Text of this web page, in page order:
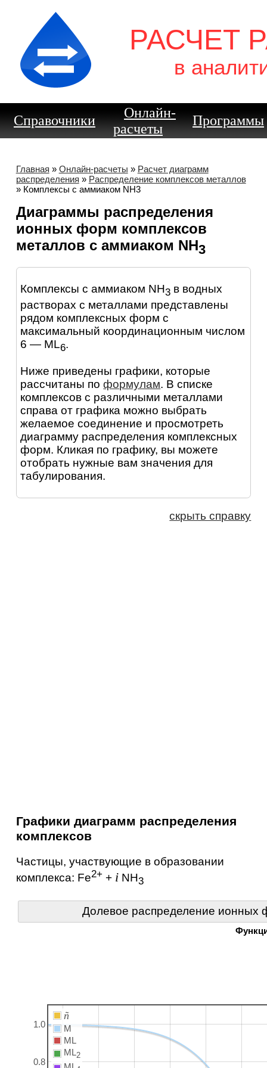
РАСЧЕТ
в
Справочники
Онлайн-
расчеты
Программы
Главная » Онлайн-расчеты » Расчет диаграмм
распределения » Распределение комплексов металлов
» Комплексы с аммиаком NH3
Диаграммы распределения
ионных форм комплексов
металлов с аммиаком NH3
Комплексы с аммиаком NH3 в водных
растворах с металлами представлены
рядом комплексных форм с
максимальный координационным числом
6 — ML6.
Ниже приведены графики, которые
рассчитаны поформулам. В списке
комплексов с различными металлами
справа от графика можно выбрать
желаемое соединение и просмотреть
диаграмму распределения комплексных
форм. Кликая по графику, вы можете
отобрать нужные вам значения для
табулирования.
скрыть справку
Графики диаграмм распределения
комплексов
Частицы, участвующие в образовании
комплекса: Fe2++ iNH3
Долевое распределение ионных
0.8
1.0
ñ
M
ML
ML2